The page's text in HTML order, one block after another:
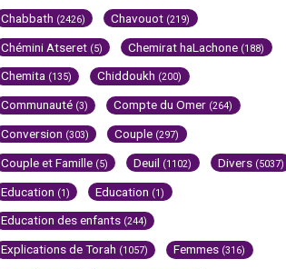
Chabbath (2426) Chavouot (219)
Chémini Atseret (5) Chemirat haLachone (188)
Chemita (135) Chiddoukh (200)
Communauté (3) Compte du Omer (264)
Conversion (303) Couple (297)
Couple et Famille (5) Deuil (1102) Divers (5037)
Education (1) Education (1)
Education des enfants (244)
Explications de Torah (1057) Femmes (316)